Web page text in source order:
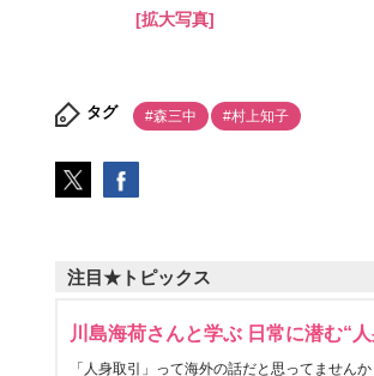
[拡大写真]
タグ #森三中 #村上知子
注目★トピックス
川島海荷さんと学ぶ 日常に潜む“
「人身取引」って海外の話だと思ってません